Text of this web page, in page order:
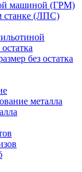
машиной (ГРМ)
станке (ЛПС)
без остатка
металла